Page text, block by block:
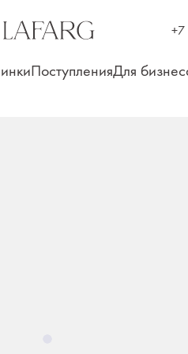
ПоступленияДля